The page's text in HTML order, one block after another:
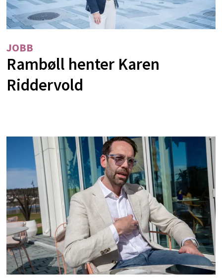
JOBB
Rambøll henter Karen
Riddervold